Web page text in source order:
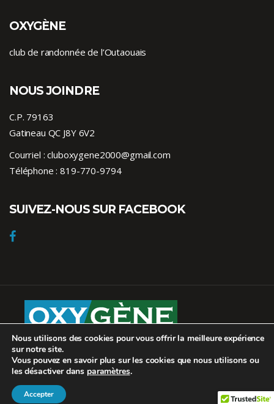
OXYGÈNE
club de randonnée de l’Outaouais
NOUS JOINDRE
C.P. 79163
Gatineau QC J8Y 6V2
Courriel :cluboxygene2000@gmail.com
Téléphone :819-770-9794
SUIVEZ-NOUS SUR FACEBOOK
Club Oxygène © 2026. Tous droits réservés.
Conception :Inter-vision
SUIVEZ-NOUS
Nous utilisons des cookies pour vous offrir la meilleure expérience
sur notre site.
Vous pouvez en savoir plus sur les cookies que nous utilisons ou
les désactiver dans paramètres.
Accepter